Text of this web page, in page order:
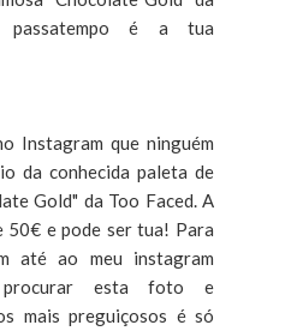
passatempo é a tua
Instagram que ninguém
da conhecida paleta de
Gold" da Too Faced. A
50€ e pode ser tua! Para
até ao meu instagram
esta foto e
mais preguiçosos é só